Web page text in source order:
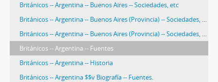
Británicos -- Argentina -- Buenos Aires -- Sociedades, etc
Británicos -- Argentina -- Buenos Aires (Provincia) -- Sociedades, etc
Británicos -- Argentina -- Buenos Aires (Provincia) -- Sociedades, etc.
Británicos -- Argentina -- Fuentes
Británicos -- Argentina -- Historia
Británicos -- Argentina $$v Biografía -- Fuentes.